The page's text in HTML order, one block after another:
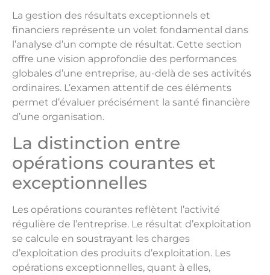
La gestion des résultats exceptionnels et
financiers représente un volet fondamental dans
l’analyse d’un compte de résultat. Cette section
offre une vision approfondie des performances
globales d’une entreprise, au-delà de ses activités
ordinaires. L’examen attentif de ces éléments
permet d’évaluer précisément la santé financière
d’une organisation.
La distinction entre
opérations courantes et
exceptionnelles
Les opérations courantes reflètent l’activité
régulière de l’entreprise. Le résultat d’exploitation
se calcule en soustrayant les charges
d’exploitation des produits d’exploitation. Les
opérations exceptionnelles, quant à elles,